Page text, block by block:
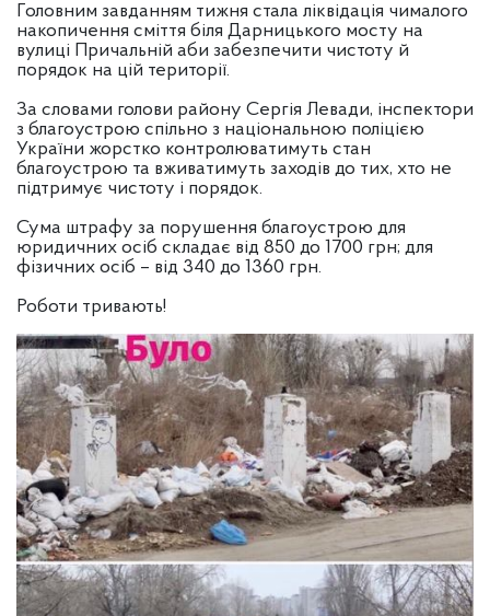
Головним завданням тижня стала ліквідація чималого
накопичення сміття біля Дарницького мосту на
вулиці Причальній аби забезпечити чистоту й
порядок на цій території.
За словами голови району Сергія Левади, інспектори
з благоустрою спільно з національною поліцією
України жорстко контролюватимуть стан
благоустрою та вживатимуть заходів до тих, хто не
підтримує чистоту і порядок.
Сума штрафу за порушення благоустрою для
юридичних осіб складає від 850 до 1700 грн; для
фізичних осіб – від 340 до 1360 грн.
Роботи тривають!